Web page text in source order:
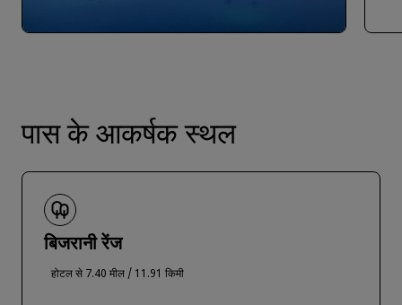
पास के आकर्षक स्थल
बिजरानी रेंज
होटल से 7.40 मील / 11.91 किमी